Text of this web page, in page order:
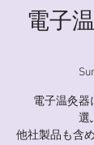
電子
電子温灸器
選
他社製品も含